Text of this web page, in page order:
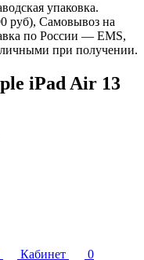
упаковка.
руб), Самовывоз на
по России — EMS,
при получении.
iPad Air 13
Кабинет
0